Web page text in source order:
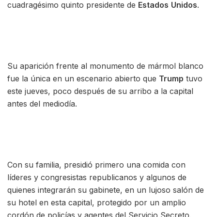
cuadragésimo quinto presidente de Estados Unidos.
Su aparición frente al monumento de mármol blanco
fue la única en un escenario abierto que Trump tuvo
este jueves, poco después de su arribo a la capital
antes del mediodía.
Con su familia, presidió primero una comida con
líderes y congresistas republicanos y algunos de
quienes integrarán su gabinete, en un lujoso salón de
su hotel en esta capital, protegido por un amplio
cordón de policías y agentes del Servicio Secreto.